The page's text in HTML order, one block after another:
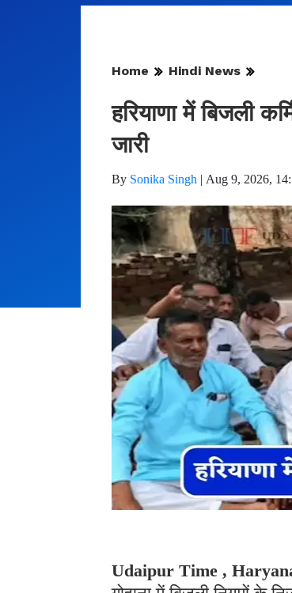
Home Hindi News
हरियाणा में बिजली
जारी
By Sonika Singh | Aug 9, 2026,
Udaipur Time ,